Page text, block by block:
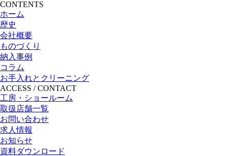
CONTENTS
ホーム
歴史
会社概要
ものづくり
納入事例
コラム
お手入れとクリーニング
ACCESS / CONTACT
工房・ショールーム
取扱店舗一覧
お問い合わせ
求人情報
お知らせ
資料ダウンロード